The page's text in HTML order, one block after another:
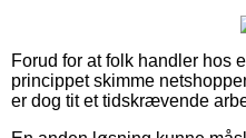
Forud for at folk handler hos
princippet skimme
er dog tit et tidskrævende